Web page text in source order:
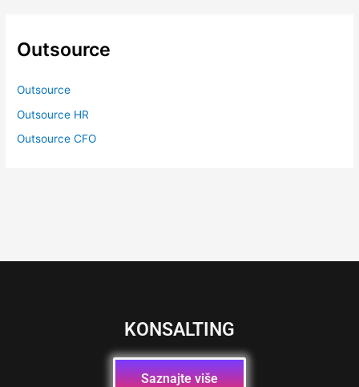
Outsource
Outsource
Outsource HR
Outsource CFO
KONSALTING
Saznajte više